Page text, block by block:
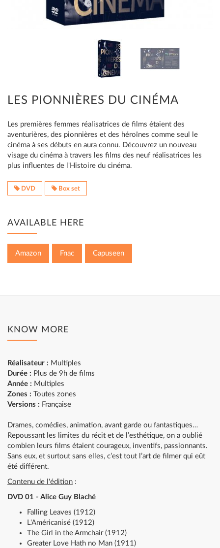
LES PIONNIÈRES DU CINÉMA
Les premières femmes réalisatrices de films étaient des
aventurières, des pionnières et des héroïnes comme seul le
cinéma à ses débuts en aura connu. Découvrez un nouveau
visage du cinéma à travers les films des neuf réalisatrices les
plus influentes de l'Histoire du cinéma.
DVD Box set
AVAILABLE HERE
Amazon Fnac Capuseen
KNOW MORE
Réalisateur : Multiples
Durée : Plus de 9h de films
Année : Multiples
Zones : Toutes zones
Versions : Française
Drames, comédies, animation, avant garde ou fantastiques…
Repoussant les limites du récit et de l’esthétique, on a oublié
combien leurs films étaient courageux, inventifs, passionnants.
Sans eux, et surtout sans elles, c’est tout l’art de filmer qui eût
été différent.
Contenu de l'édition :
DVD 01 - Alice Guy Blaché
Falling Leaves (1912)
L'Américanisé (1912)
The Girl in the Armchair (1912)
Greater Love Hath no Man (1911)